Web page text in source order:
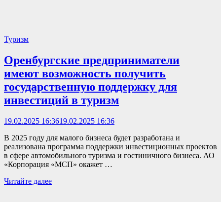
Туризм
Оренбургские предприниматели
имеют возможность получить
государственную поддержку для
инвестиций в туризм
19.02.2025 16:3619.02.2025 16:36
В 2025 году для малого бизнеса будет разработана и
реализована программа поддержки инвестиционных проектов
в сфере автомобильного туризма и гостиничного бизнеса. АО
«Корпорация «МСП» окажет …
Оренбургские
Читайте далее